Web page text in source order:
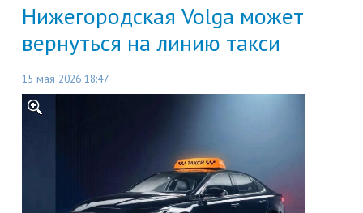
Нижегородская Volga может
вернуться на линию такси
15 мая 2026 18:47